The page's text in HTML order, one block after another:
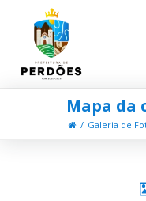
Mapa da
Galeria de